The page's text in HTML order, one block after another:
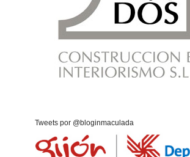
Tweets por @bloginmaculada